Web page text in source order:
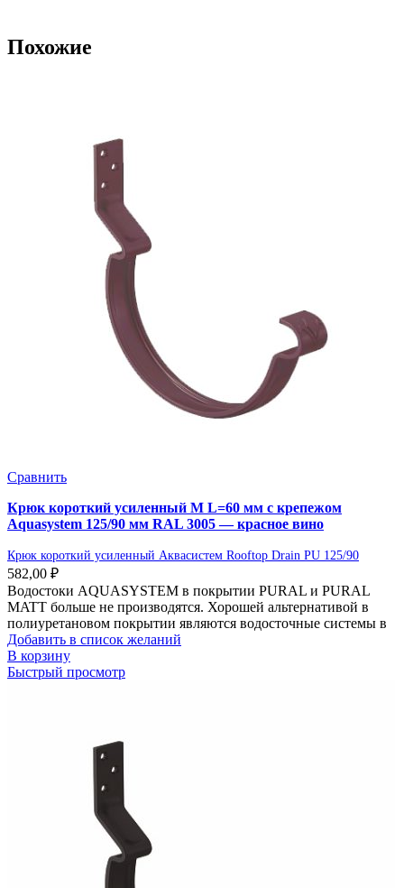
Похожие
Сравнить
Крюк короткий усиленный M L=60 мм с крепежом
Aquasystem 125/90 мм RAL 3005 — красное вино
Крюк короткий усиленный Аквасистем Rooftop Drain PU 125/90
582,00 ₽
Водостоки AQUASYSTEM в покрытии PURAL и PURAL
MATT больше не производятся. Хорошей альтернативой в
полиуретановом покрытии являются водосточные системы в
Добавить в список желаний
В корзину
Быстрый просмотр